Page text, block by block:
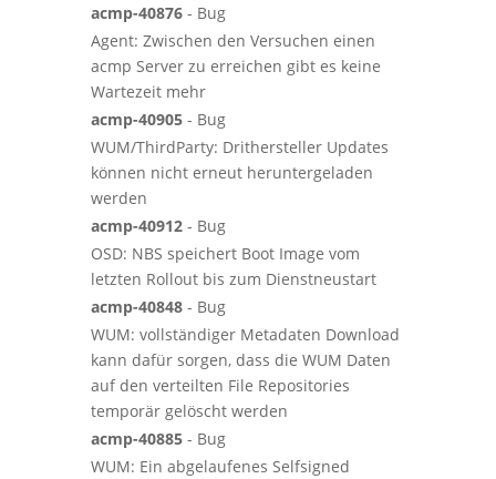
acmp-40876- Bug
Agent: Zwischen den Versuchen einen
acmp Server zu erreichen gibt es keine
Wartezeit mehr
acmp-40905- Bug
WUM/ThirdParty: Drithersteller Updates
können nicht erneut heruntergeladen
werden
acmp-40912- Bug
OSD: NBS speichert Boot Image vom
letzten Rollout bis zum Dienstneustart
acmp-40848- Bug
WUM: vollständiger Metadaten Download
kann dafür sorgen, dass die WUM Daten
auf den verteilten File Repositories
temporär gelöscht werden
acmp-40885- Bug
WUM: Ein abgelaufenes Selfsigned